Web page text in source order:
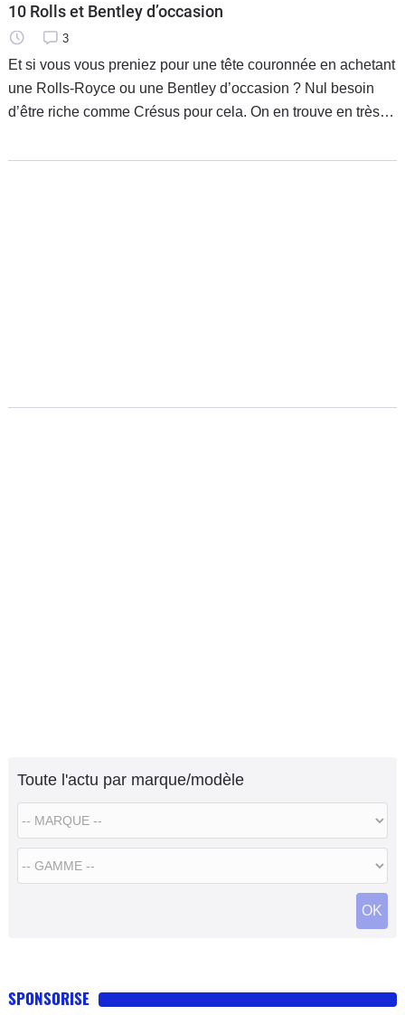
10 Rolls et Bentley d’occasion
3
Et si vous vous preniez pour une tête couronnée en achetant
une Rolls-Royce ou une Bentley d’occasion ? Nul besoin
d’être riche comme Crésus pour cela. On en trouve en très
Toute l'actu par marque/modèle
OK
SPONSORISE